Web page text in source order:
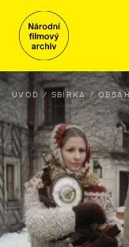
ÚVOD SBÍRKA